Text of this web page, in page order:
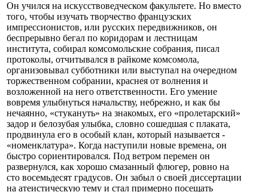
Он учился на искусствоведческом факультете. Но вместо
того, чтобы изучать творчество французских
импрессионистов, или русских передвижников, он
беспрерывно бегал по коридорам и лестницам
института, собирал комсомольские собрания, писал
протоколы, отчитывался в райкоме комсомола,
организовывал субботники или выступал на очередном
торжественном собрании, краснея от волнения и
возложенной на него ответственности. Его умение
вовремя улыбнуться начальству, небрежно, и как бы
нечаянно, «стукануть» на знакомых, его «пролетарский»
задор и белозубая улыбка, словно сошедшая с плаката,
продвинула его в особый клан, который называется -
«номенклатура». Когда наступили новые времена, он
быстро сориентировался. Под ветром перемен он
развернулся, как хорошо смазанный флюгер, ровно на
сто восемьдесят градусов. Он забыл о своей диссертации
на атеистическую тему и стал примерно посещать